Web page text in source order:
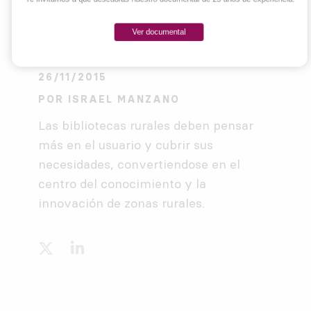
26/11/2015
POR
ISRAEL MANZANO
Las bibliotecas rurales deben pensar
más en el usuario y cubrir sus
necesidades, convertiendose en el
centro del conocimiento y la
innovación de zonas rurales.
Ver documental